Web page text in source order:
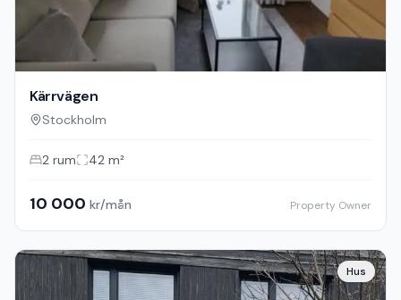
Kärrvägen
Stockholm
2 rum 42 m²
10 000 kr/mån Property Owner
Hus